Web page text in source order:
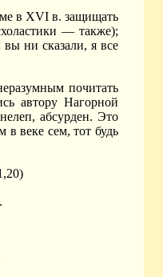
в XVI в. защищать
— также);
вы ни сказали, я все
почитать
автору Нагорной
абсурден. Это
в веке сем, тот будь